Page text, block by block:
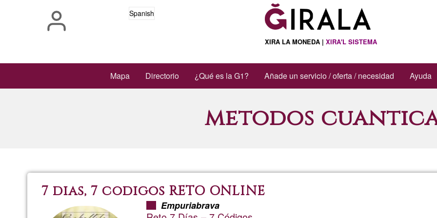
Spanish
XIRA LA MONEDA | XIRA'L SISTEMA
Mapa Directorio ¿Qué es la G1? Añade un servicio / oferta / necesidad Ayuda
metodos
7 dias, 7 codigos RETO ONLINE
Empuriabrava